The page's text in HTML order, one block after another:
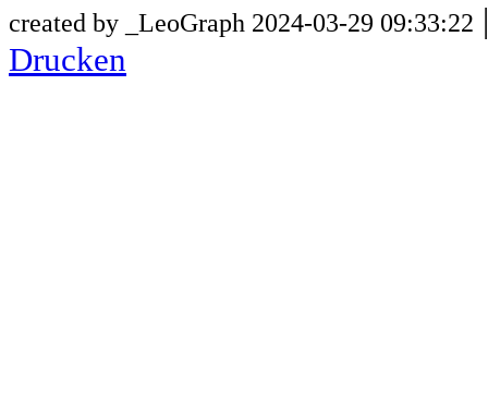
created by _LeoGraph 2024-03-29 09:33:22
Drucken